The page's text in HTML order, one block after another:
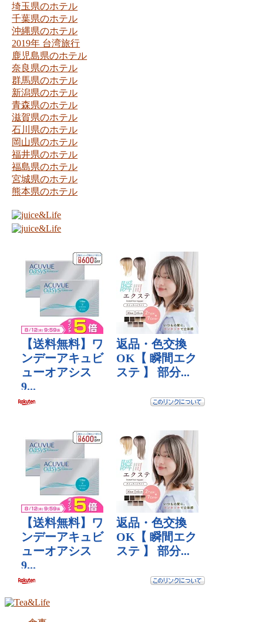
埼玉県のホテル
千葉県のホテル
沖縄県のホテル
2019年 台湾旅行
鹿児島県のホテル
奈良県のホテル
群馬県のホテル
新潟県のホテル
青森県のホテル
滋賀県のホテル
石川県のホテル
岡山県のホテル
福井県のホテル
福島県のホテル
宮城県のホテル
熊本県のホテル